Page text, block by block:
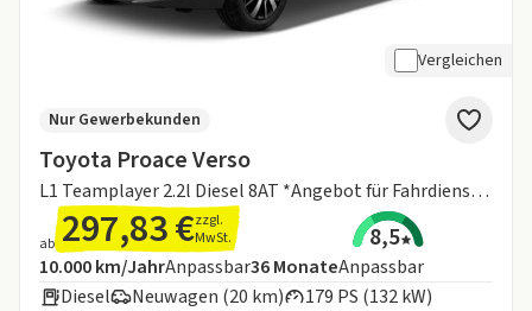
Vergleichen
Toyota Proace Verso
L1 Teamplayer 2.2l Diesel 8AT *Angebot für Fahrdienste¹*
Nur Gewerbekunden
ab 297,83 €zzgl.
MwSt.
8,5
Angebotsdetails:
Inklusive Laufleistung
10.000 km/JahrAnpassbarLaufzeit
36MonateAnpassbar
Diesel
Neuwagen (20 km)
179 PS (132 kW)